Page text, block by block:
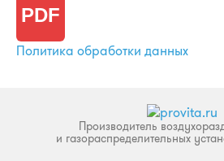
Политика обработки данных
Производитель
и газораспределительных